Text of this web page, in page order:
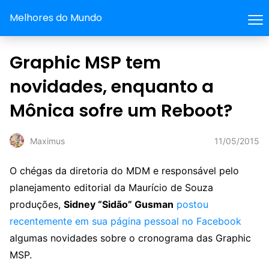
Melhores do Mundo
Graphic MSP tem
novidades, enquanto a
Mônica sofre um Reboot?
Maximus 11/05/2015
O chégas da diretoria do MDM e responsável pelo
planejamento editorial da Maurício de Souza
produções, Sidney “Sidão” Gusman postou
recentemente em sua página pessoal no Facebook
algumas novidades sobre o cronograma das Graphic
MSP.